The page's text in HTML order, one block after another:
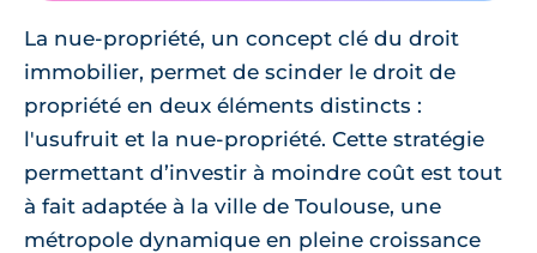
La nue-propriété, un concept clé du droit
immobilier, permet de scinder le droit de
propriété en deux éléments distincts :
l'usufruit et la nue-propriété. Cette stratégie
permettant d’investir à moindre coût est tout
à fait adaptée à la ville de Toulouse, une
métropole dynamique en pleine croissance